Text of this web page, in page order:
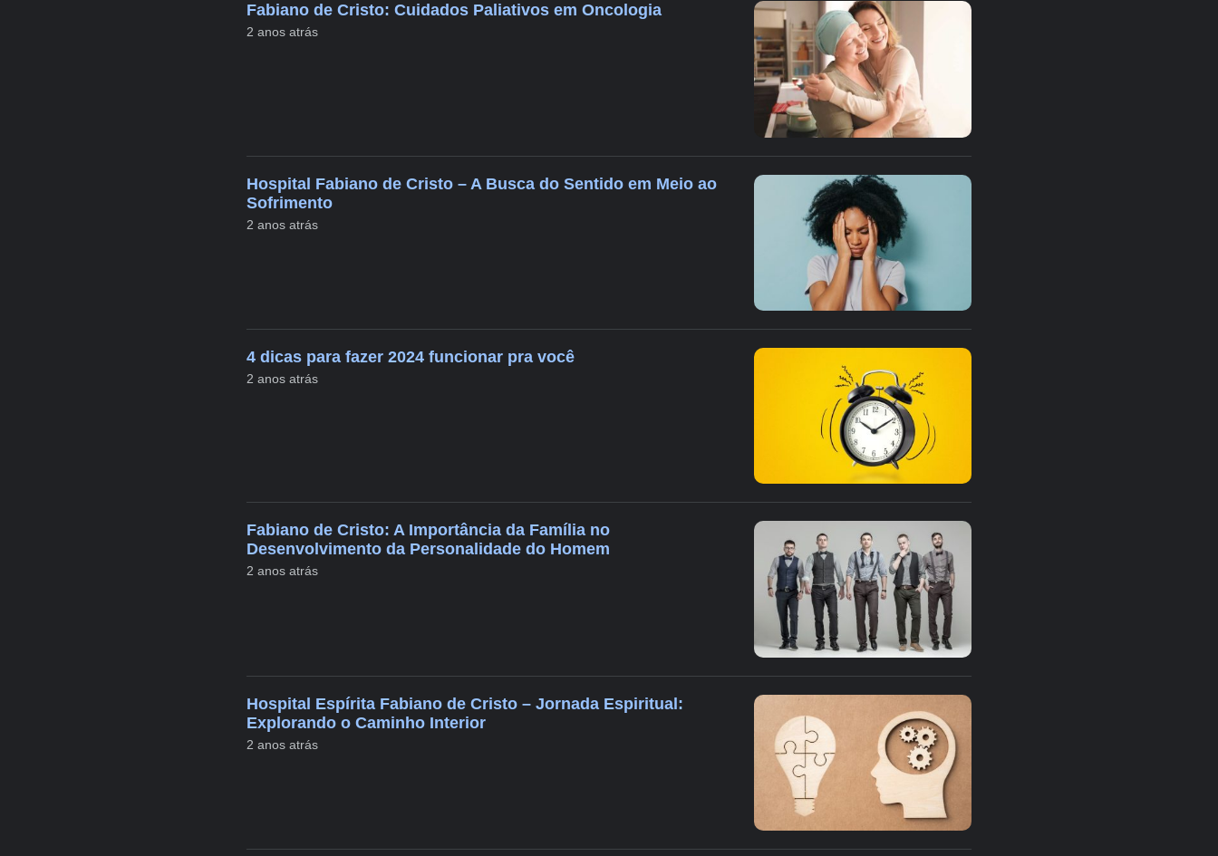
Fabiano de Cristo: Cuidados Paliativos em Oncologia
2 anos atrás
Hospital Fabiano de Cristo – A Busca do Sentido em Meio ao
Sofrimento
2 anos atrás
4 dicas para fazer 2024 funcionar pra você
2 anos atrás
Fabiano de Cristo: A Importância da Família no
Desenvolvimento da Personalidade do Homem
2 anos atrás
Hospital Espírita Fabiano de Cristo – Jornada Espiritual:
Explorando o Caminho Interior
2 anos atrás